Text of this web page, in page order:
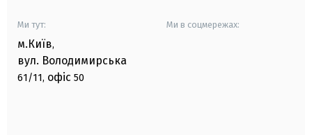
Ми тут:
м.Київ,
вул. Володимирська
61/11, офіс 50
Ми в соцмережах: